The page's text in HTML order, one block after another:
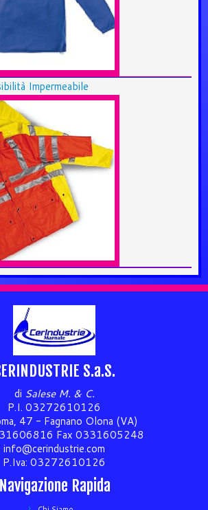
Impermeabile
S.a.S.
di Salese M. & C.
P.I. 03272610126
47 - Fagnano Olona (VA)
Fax 0331605248
info@cerindustrie.com
P.Iva: 03272610126
Navigazione Rapida